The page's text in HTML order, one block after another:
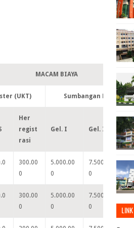
MACAM BIAYA
(UKT) Sumbangan
Her
regist
rasi
Gel. I Gel. II
300.00
0
5.000.00
0
7.500.00
0
0
300.00
0
5.000.00
0
7.500.00
0
0